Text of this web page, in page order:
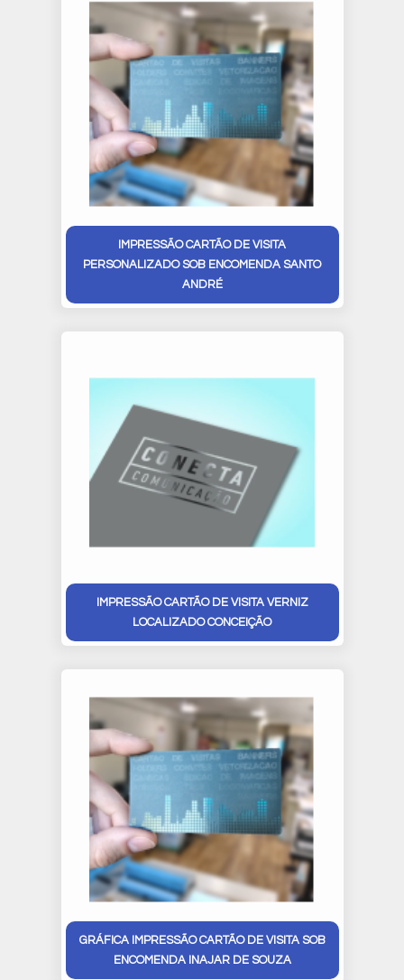
IMPRESSÃO CARTÃO DE VISITA
PERSONALIZADO SOB ENCOMENDA SANTO
ANDRÉ
IMPRESSÃO CARTÃO DE VISITA VERNIZ
LOCALIZADO CONCEIÇÃO
GRÁFICA IMPRESSÃO CARTÃO DE VISITA SOB
ENCOMENDA INAJAR DE SOUZA